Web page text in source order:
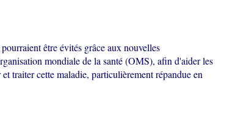
être évités grâce aux nouvelles
mondiale de la santé (OMS), afin d'aider les
traiter cette maladie, particulièrement répandue en